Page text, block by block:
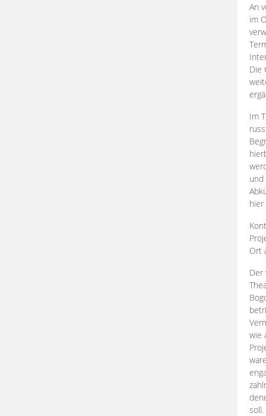
An
im
Die
Im
und
Ort
Der
wie
zahlr
soll.